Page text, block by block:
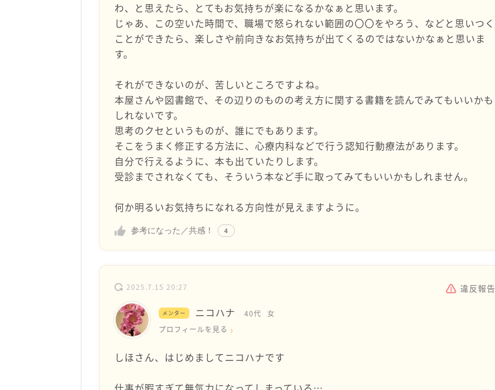
わ、と思えたら、とてもお気持ちが楽になるかなぁと思います。
じゃあ、この空いた時間で、職場で怒られない範囲の〇〇をやろう、などと思いつく
ことができたら、楽しさや前向きなお気持ちが出てくるのではないかなぁと思いま
す。
それができないのが、苦しいところですよね。
本屋さんや図書館で、その辺りのものの考え方に関する書籍を読んでみてもいいかも
しれないです。
思考のクセというものが、誰にでもあります。
そこをうまく修正する方法に、心療内科などで行う認知行動療法があります。
自分で行えるように、本も出ていたりします。
受診までされなくても、そういう本など手に取ってみてもいいかもしれません。
何か明るいお気持ちになれる方向性が見えますように。
参考になった／共感！ 4
2025.7.15 20:27 違反報告
メンター ニコハナ 40代
女
プロフィールを見る
しほさん、はじめましてニコハナです